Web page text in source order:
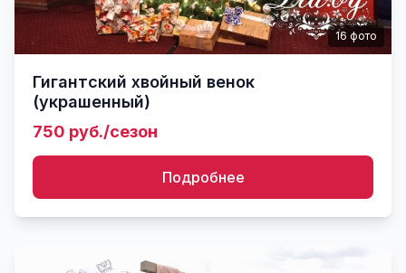
16 фото
Гигантский хвойный венок
(украшенный)
750 руб./сезон
Подробнее